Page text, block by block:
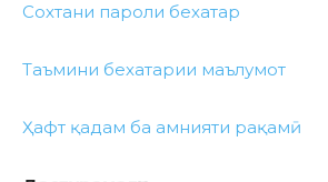
Сохтани пароли бехатар
Таъмини бехатарии маълумот
Ҳафт қадам ба амнияти рақамӣ